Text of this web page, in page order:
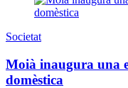
Societat
Moià inaugura una
domèstica